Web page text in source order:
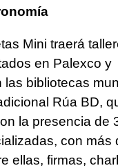
Mini traerá
en Palexco y
bibliotecas
Rúa BD,
la presencia de
con más
ellas, firmas,